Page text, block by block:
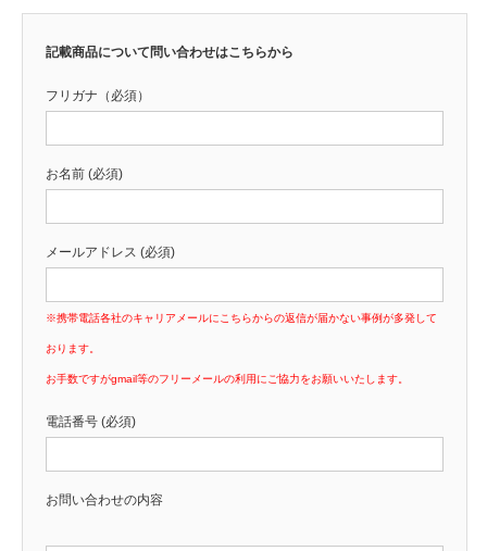
記載商品について問い合わせはこちらから
フリガナ（必須）
お名前 (必須)
メールアドレス (必須)
※携帯電話各社のキャリアメールにこちらからの返信が届かない事例が多発して
おります。
お手数ですがgmail等のフリーメールの利用にご協力をお願いいたします。
電話番号 (必須)
お問い合わせの内容